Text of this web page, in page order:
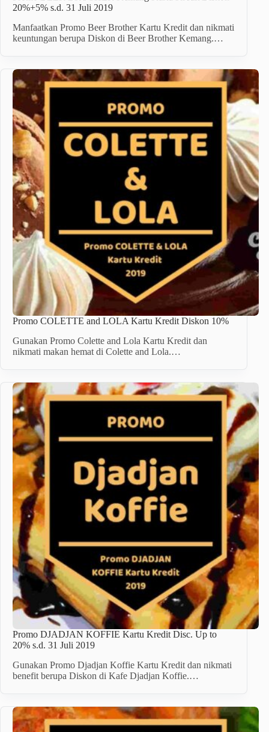
20%+5% s.d. 31 Juli 2019
Manfaatkan Promo Beer Brother Kartu Kredit dan nikmati
keuntungan berupa Diskon di Beer Brother Kemang.…
Promo COLETTE and LOLA Kartu Kredit Diskon 10%
Gunakan Promo Colette and Lola Kartu Kredit dan
nikmati makan hemat di Colette and Lola.…
Promo DJADJAN KOFFIE Kartu Kredit Disc. Up to
20% s.d. 31 Juli 2019
Gunakan Promo Djadjan Koffie Kartu Kredit dan nikmati
benefit berupa Diskon di Kafe Djadjan Koffie.…